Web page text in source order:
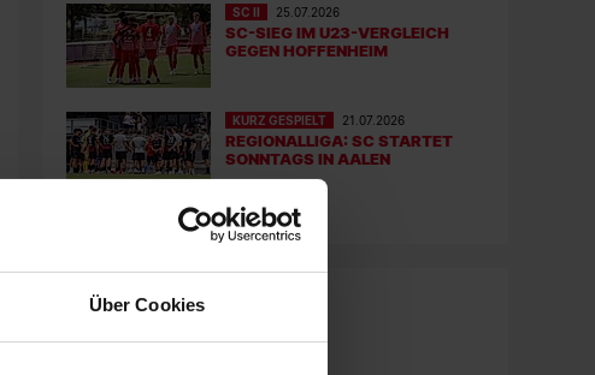
Über Cookies
SC II 25.07.2026
SC-SIEG IM U23-VERGLEICH
GEGEN HOFFENHEIM
KURZ GESPIELT 21.07.2026
REGIONALLIGA: SC STARTET
SONNTAGS IN AALEN